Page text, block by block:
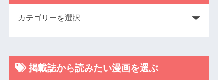
掲載誌から読みたい漫画を選ぶ